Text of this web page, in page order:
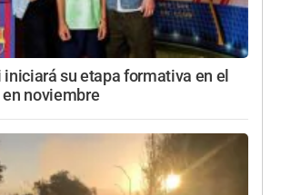
su etapa formativa en el
en noviembre